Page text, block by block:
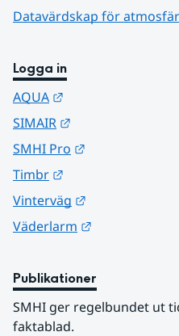
Datavärdskap för
Logga in
AQUA
SIMAIR
SMHI Pro
Timbr
Vinterväg
Väderlarm
Publikationer
SMHI ger regelbundet ut
faktablad.